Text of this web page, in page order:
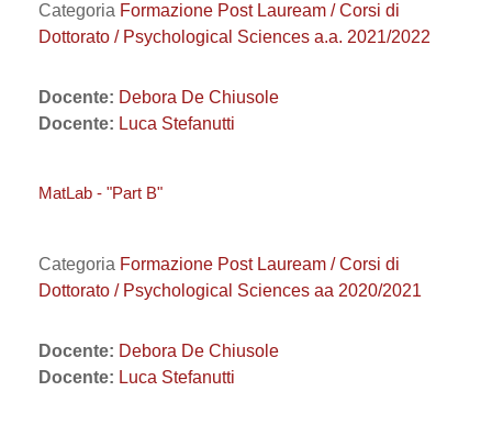
Categoria Formazione Post Lauream / Corsi di
Dottorato / Psychological Sciences a.a. 2021/2022
Docente: Debora De Chiusole
Docente: Luca Stefanutti
MatLab - "Part B"
Categoria Formazione Post Lauream / Corsi di
Dottorato / Psychological Sciences aa 2020/2021
Docente: Debora De Chiusole
Docente: Luca Stefanutti